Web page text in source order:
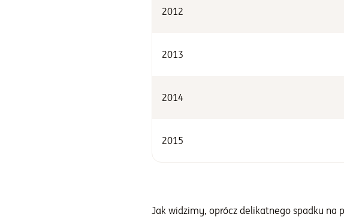
2012
2013
2014
2015
Jak widzimy, oprócz delikatnego spadku na